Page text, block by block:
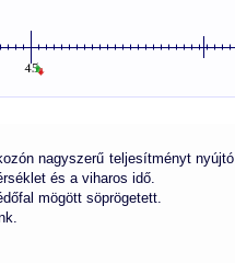
nagyszerű teljesítményt nyújtó
és a viharos idő.
mögött söprögetett.